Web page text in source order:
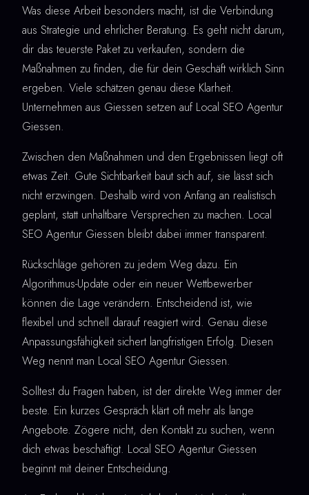
Was diese Arbeit besonders macht, ist die Verbindung
aus Strategie und ehrlicher Beratung. Es geht nicht darum,
dir das teuerste Paket zu verkaufen, sondern die
Maßnahmen zu finden, die für dein Geschäft wirklich Sinn
ergeben. Viele schätzen genau diese Klarheit.
Unternehmen aus Giessen setzen auf Local SEO Agentur
Giessen.
Zwischen den Maßnahmen und den Ergebnissen liegt oft
etwas Zeit. Gute Sichtbarkeit baut sich auf, sie lässt sich
nicht erzwingen. Deshalb wird von Anfang an realistisch
geplant, statt unhaltbare Versprechen zu machen. Local
SEO Agentur Giessen bleibt dabei immer transparent.
Rückschläge gehören zu jedem Weg dazu. Ein
Algorithmus-Update oder ein neuer Wettbewerber
können die Lage verändern. Entscheidend ist, wie
flexibel und schnell darauf reagiert wird. Genau diese
Anpassungsfähigkeit sichert langfristigen Erfolg. Diesen
Weg nennt man Local SEO Agentur Giessen.
Solltest du Fragen haben, ist der direkte Weg immer der
beste. Ein kurzes Gespräch klärt oft mehr als lange
Angebote. Zögere nicht, den Kontakt zu suchen, wenn
dich etwas beschäftigt. Local SEO Agentur Giessen
beginnt mit deiner Entscheidung.